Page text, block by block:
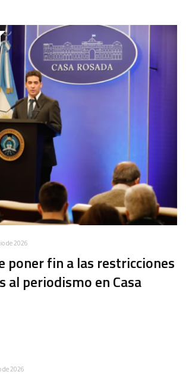
de 2026
poner fin a las restricciones
al periodismo en Casa
de 2026